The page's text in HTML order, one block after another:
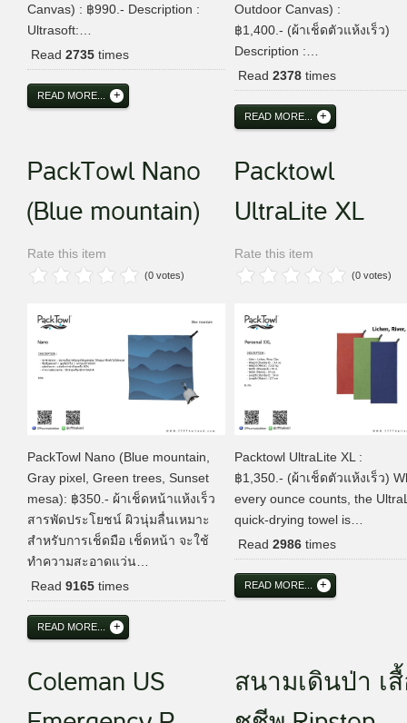
Canvas) : ฿990.- Description :
Ultrasoft:…
Read 2735 times
READ MORE...
Outdoor Canvas) :
฿1,400.- (ผ้าเช็ดตัวแห้งเร็ว)
Description :…
Read 2378times
READ MORE...
PackTowl Nano
(Blue mountain)
Rate this item
(0 votes)
PackTowl Nano (Blue mountain,
Gray pixel, Green trees, Sunset
mesa): ฿350.- ผ้าเช็ดหน้าแห้งเร็ว
สารพัดประโยชน์ ผิวนุ่มลื่นเหมาะ
สำหรับการเช็ดมือ เช็ดหน้า จะใช้
ทำความสะอาดแว่น…
Read 9165 times
READ MORE...
Packtowl
UltraLite XL
Rate this item
(0 votes)
Packtowl UltraLite XL :
฿1,350.- (ผ้าเช็ดตัวแห้งเร็ว)
every ounce counts, the
quick-drying towel is…
Read 2986times
READ MORE...
Coleman US
สนามเดินป่า เ